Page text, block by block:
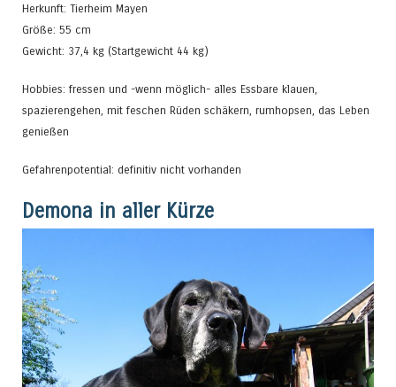
Herkunft: Tierheim Mayen
Größe: 55 cm
Gewicht: 37,4 kg (Startgewicht 44 kg)
Hobbies: fressen und -wenn möglich- alles Essbare klauen,
spazierengehen, mit feschen Rüden schäkern, rumhopsen, das Leben
genießen
Gefahrenpotential: definitiv nicht vorhanden
Demona in aller Kürze